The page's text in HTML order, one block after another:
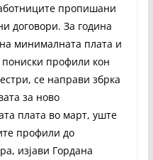
пропишани
договори. За година
минималната плата и
профили кон
се направи збрка
за ново
плата во март, уште
профили до
изјави Гордана